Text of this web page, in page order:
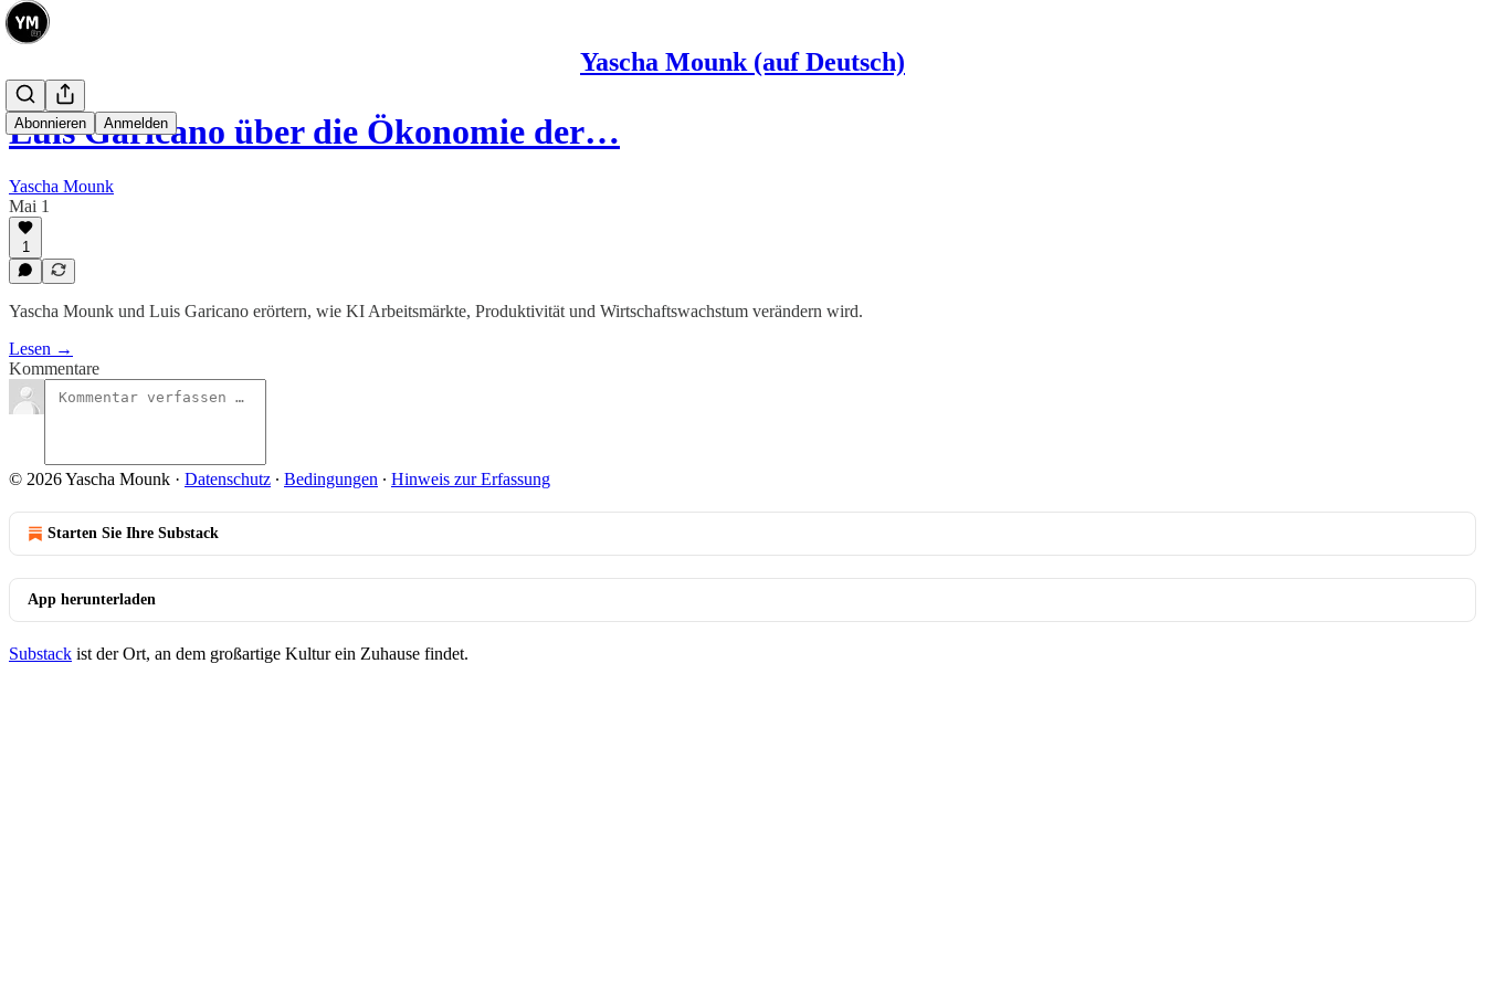
Yascha Mounk (auf Deutsch)
Abonnieren Anmelden
Luis Garicano über die Ökonomie der…
Yascha Mounk
Mai 1
1
Yascha Mounk und Luis Garicano erörtern, wie KI Arbeitsmärkte, Produktivität und Wirtschaftswachstum verändern wird.
Lesen →
Kommentare
© 2026 Yascha Mounk · Datenschutz ∙ Bedingungen ∙ Hinweis zur Erfassung
Starten Sie Ihre Substack
App herunterladen
Substack ist der Ort, an dem großartige Kultur ein Zuhause findet.